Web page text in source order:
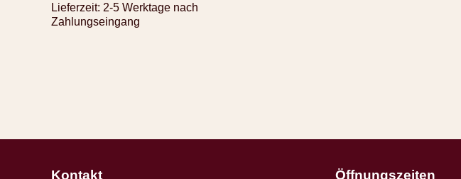
Lieferzeit: 2-5 Werktage nach
Zahlungseingang
Kontakt Öffnungszeiten